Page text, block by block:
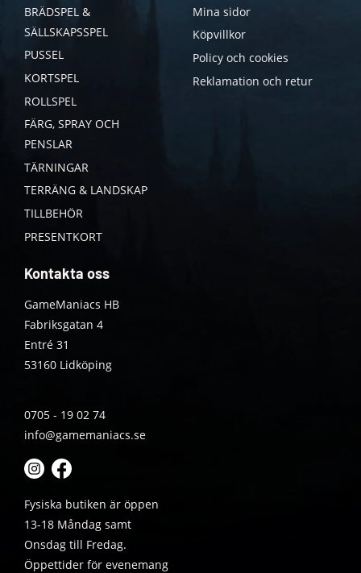
BRÄDSPEL &
SÄLLSKAPSSPEL
PUSSEL
KORTSPEL
ROLLSPEL
FÄRG, SPRAY OCH
PENSLAR
TÄRNINGAR
TERRÄNG & LANDSKAP
TILLBEHÖR
PRESENTKORT
Mina sidor
Köpvillkor
Policy och cookies
Reklamation och retur
Kontakta oss
GameManiacs HB
Fabriksgatan 4
Entré 31
53160 Lidköping
0705 - 19 02 74
info@gamemaniacs.se
Fysiska butiken är öppen
13-18 Måndag samt
Onsdag till Fredag.
Öppettider för evenemang